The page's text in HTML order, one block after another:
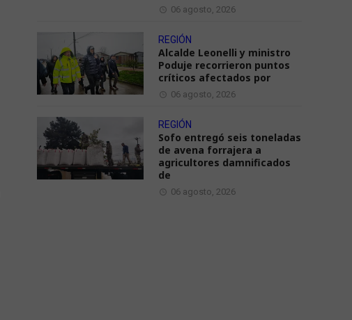
06 agosto, 2026
REGIÓN
Alcalde Leonelli y ministro
Poduje recorrieron puntos
críticos afectados por
06 agosto, 2026
REGIÓN
Sofo entregó seis toneladas
de avena forrajera a
agricultores damnificados
de
06 agosto, 2026